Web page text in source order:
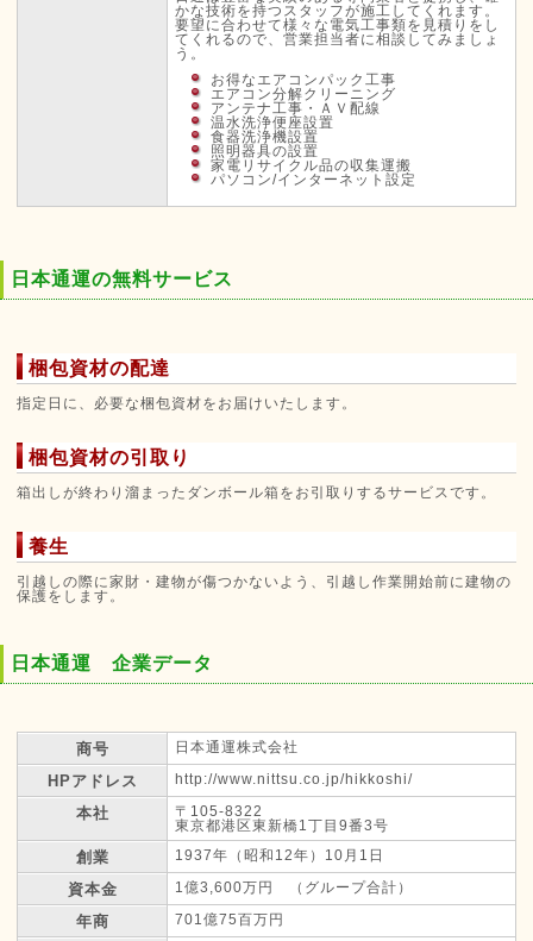
かな技術を持つスタッフが施工してくれます。
要望に合わせて様々な電気工事類を見積りをし
てくれるので、営業担当者に相談してみましょ
う。
お得なエアコンパック工事
エアコン分解クリーニング
アンテナ工事・ＡＶ配線
温水洗浄便座設置
食器洗浄機設置
照明器具の設置
家電リサイクル品の収集運搬
パソコン/インターネット設定
日本通運の無料サービス
梱包資材の配達
指定日に、必要な梱包資材をお届けいたします。
梱包資材の引取り
箱出しが終わり溜まったダンボール箱をお引取りするサービスです。
養生
引越しの際に家財・建物が傷つかないよう、引越し作業開始前に建物の
保護をします。
日本通運 企業データ
商号 日本通運株式会社
HPアドレス http://www.nittsu.co.jp/hikkoshi/
本社
〒105-8322
東京都港区東新橋1丁目9番3号
創業 1937年（昭和12年）10月1日
資本金 1億3,600万円 （グループ合計）
年商 701億75百万円